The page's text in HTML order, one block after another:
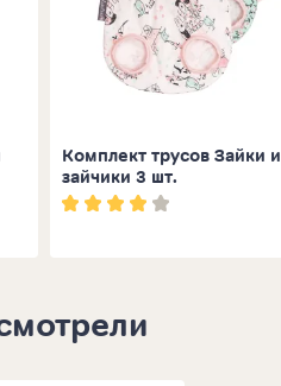
Комплект трусов Зайки и
зайчики 3 шт.